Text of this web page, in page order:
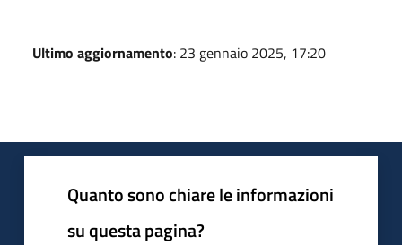
Ultimo aggiornamento: 23 gennaio 2025, 17:20
Quanto sono chiare le informazioni
su questa pagina?